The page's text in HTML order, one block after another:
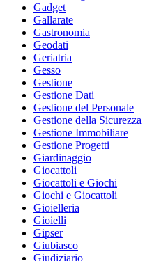
Gadget
Gallarate
Gastronomia
Geodati
Geriatria
Gesso
Gestione
Gestione Dati
Gestione del Personale
Gestione della Sicurezza
Gestione Immobiliare
Gestione Progetti
Giardinaggio
Giocattoli
Giocattoli e Giochi
Giochi e Giocattoli
Gioielleria
Gioielli
Gipser
Giubiasco
Giudiziario